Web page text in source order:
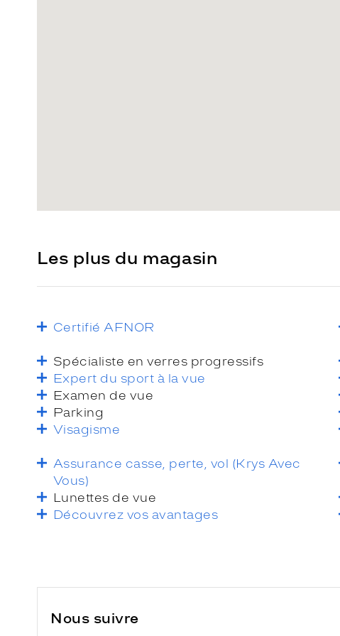
Les plus du magasin
Certifié AFNOR
Spécialiste en verres progressifs
Expert du sport à la vue
Examen de vue
Parking
Visagisme
Assurance casse, perte, vol (Krys Avec
Vous)
Lunettes de vue
Découvrez vos avantages
Nous suivre